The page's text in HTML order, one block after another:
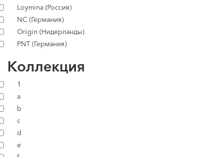
Loymina (Россия)
NC (Германия)
Origin (Нидерланды)
PNT (Германия)
Коллекция
1
a
b
c
d
e